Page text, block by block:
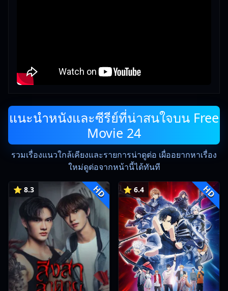
แนะนำหนังและซีรีย์ที่น่าสนใจบน Free
Movie 24
รวมเรื่องแนวใกล้เคียงและรายการน่าดูต่อ เผื่ออยากหาเรื่อง
ใหม่ดูต่อจากหน้านี้ได้ทันที
⭐ 8.3 HD ⭐ 6.4 HD